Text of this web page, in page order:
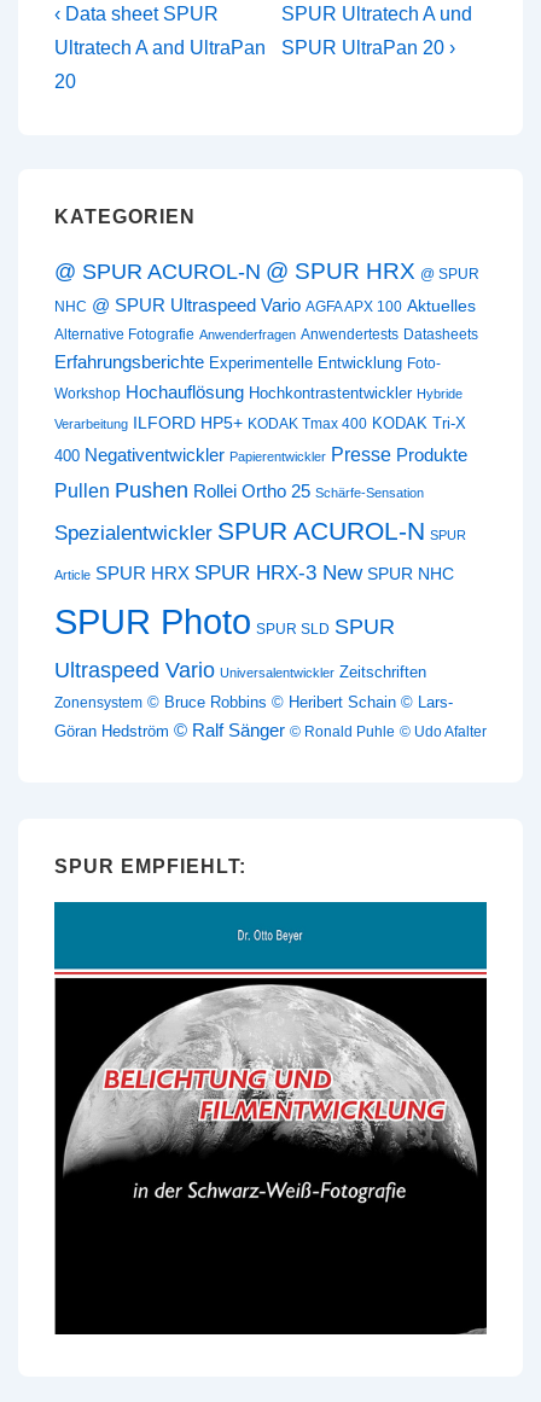
Beitragsnavigation
Vorheriger
Beitrag
ist
‹ Data sheet SPUR
Ultratech A and UltraPan
20
Nächster
Beitrag
SPUR Ultratech A und
SPUR UltraPan 20 ›
KATEGORIEN
@ SPUR ACUROL-N @ SPUR HRX @ SPUR
NHC @ SPUR Ultraspeed Vario AGFA APX 100 Aktuelles
Alternative Fotografie Anwenderfragen Anwendertests Datasheets
Erfahrungsberichte Experimentelle Entwicklung Foto-
Workshop Hochauflösung Hochkontrastentwickler Hybride
Verarbeitung ILFORD HP5+ KODAK Tmax 400 KODAK Tri-X
400 Negativentwickler Papierentwickler Presse Produkte
Pullen Pushen Rollei Ortho 25 Schärfe-Sensation
Spezialentwickler SPUR ACUROL-N SPUR
Article SPUR HRX SPUR HRX-3 New SPUR NHC
SPUR Photo SPUR SLD SPUR
Ultraspeed Vario Universalentwickler Zeitschriften
Zonensystem © Bruce Robbins © Heribert Schain © Lars-
Göran Hedström © Ralf Sänger © Ronald Puhle © Udo Afalter
SPUR EMPFIEHLT: